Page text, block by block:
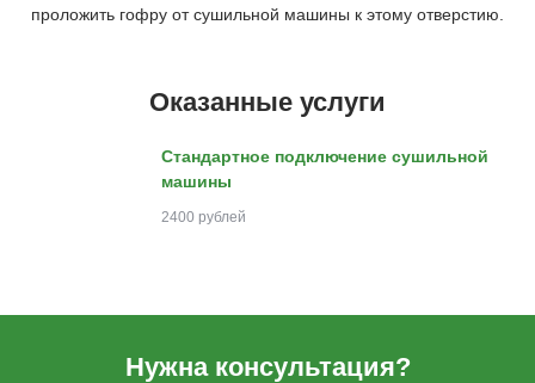
проложить гофру от сушильной машины к этому отверстию.
Оказанные услуги
Стандартное подключение сушильной
машины
2400 рублей
Нужна консультация?